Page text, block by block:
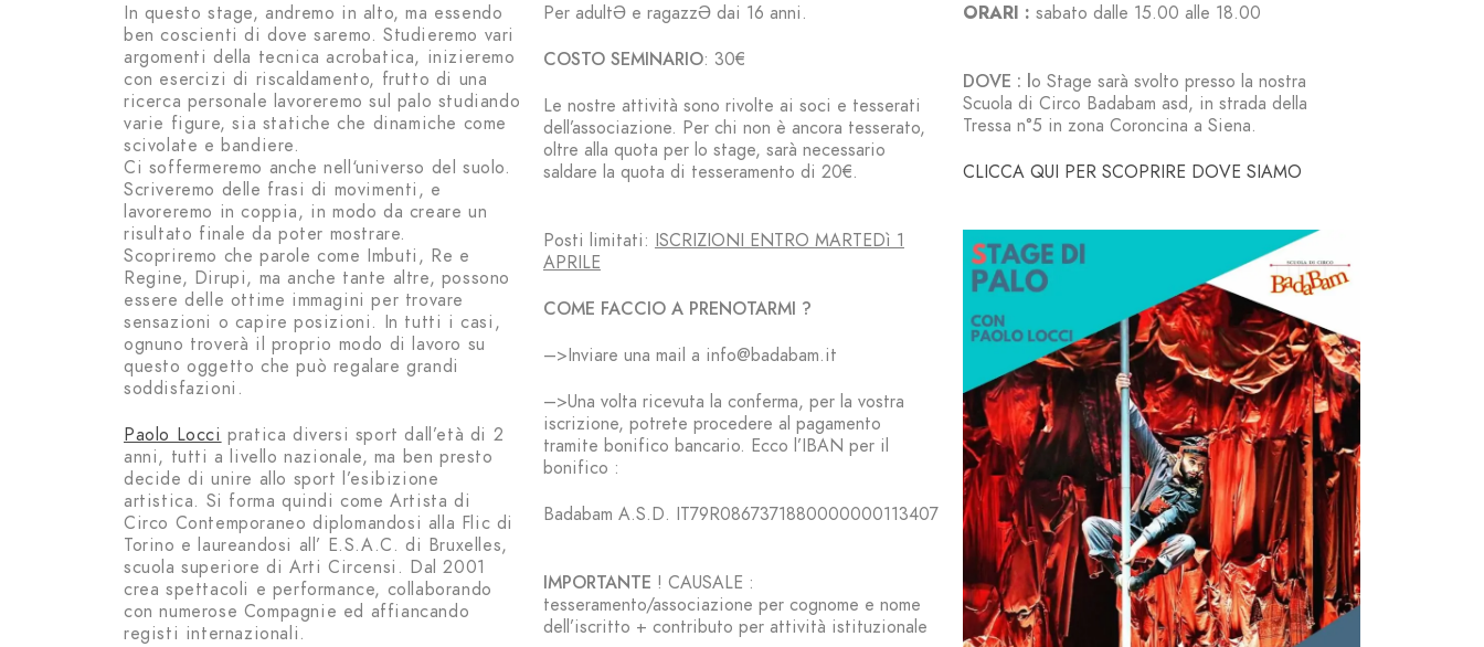
In questo stage, andremo in alto, ma essendo
ben coscienti di dove saremo. Studieremo vari
argomenti della tecnica acrobatica, inizieremo
con esercizi di riscaldamento, frutto di una
ricerca personale lavoreremo sul palo studiando
varie figure, sia statiche che dinamiche come
scivolate e bandiere.
Ci soffermeremo anche nell‘universo del suolo.
Scriveremo delle frasi di movimenti, e
lavoreremo in coppia, in modo da creare un
risultato finale da poter mostrare.
Scopriremo che parole come Imbuti, Re e
Regine, Dirupi, ma anche tante altre, possono
essere delle ottime immagini per trovare
sensazioni o capire posizioni. In tutti i casi,
ognuno troverà il proprio modo di lavoro su
questo oggetto che può regalare grandi
soddisfazioni.
Paolo Locci pratica diversi sport dall’età di 2
anni, tutti a livello nazionale, ma ben presto
decide di unire allo sport l’esibizione
artistica. Si forma quindi come Artista di
Circo Contemporaneo diplomandosi alla Flic di
Torino e laureandosi all’ E.S.A.C. di Bruxelles,
scuola superiore di Arti Circensi. Dal 2001
crea spettacoli e performance, collaborando
con numerose Compagnie ed affiancando
registi internazionali.
Per adultƏ e ragazzƏ dai 16 anni.
COSTO SEMINARIO: 30€
Le nostre attività sono rivolte ai soci e tesserati
dell’associazione. Per chi non è ancora tesserato,
oltre alla quota per lo stage, sarà necessario
saldare la quota di tesseramento di 20€.
Posti limitati: ISCRIZIONI ENTRO MARTEDì 1
APRILE
COME FACCIO A PRENOTARMI ?
–>Inviare una mail a info@badabam.it
–>Una volta ricevuta la conferma, per la vostra
iscrizione, potrete procedere al pagamento
tramite bonifico bancario. Ecco l’IBAN per il
bonifico :
Badabam A.S.D. IT79R0867371880000000113407
IMPORTANTE ! CAUSALE :
tesseramento/associazione per cognome e nome
dell’iscritto + contributo per attività istituzionale
ORARI : sabato dalle 15.00 alle 18.00
DOVE : lo Stage sarà svolto presso la nostra
Scuola di Circo Badabam asd, in strada della
Tressa n°5 in zona Coroncina a Siena.
CLICCA QUI PER SCOPRIRE DOVE SIAMO